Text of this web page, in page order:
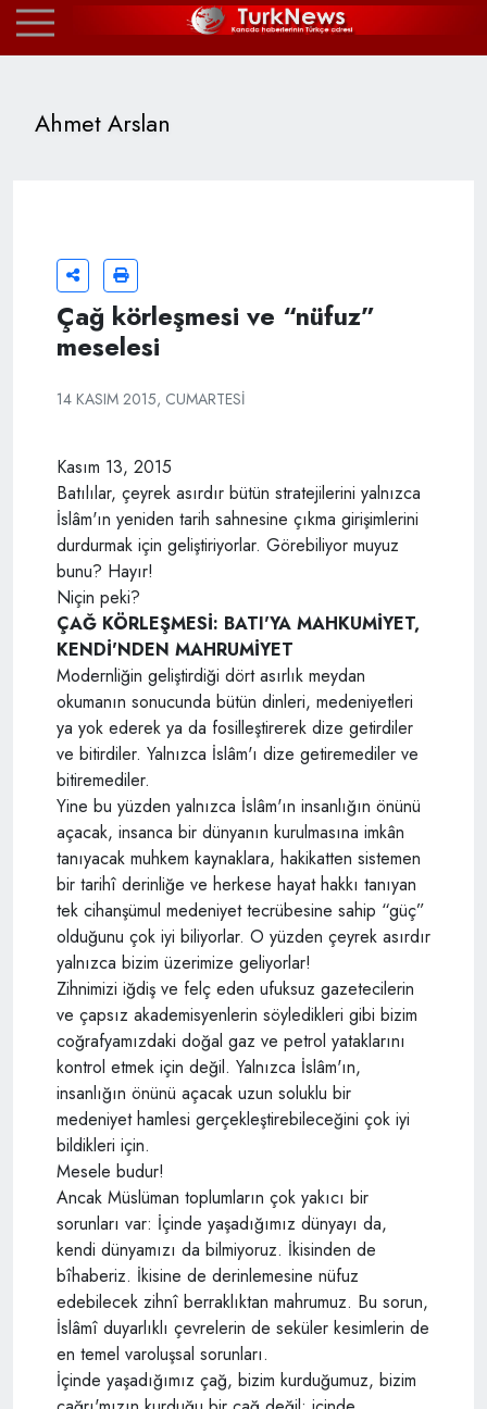
Ahmet Arslan
Çağ körleşmesi ve “nüfuz”
meselesi
14 KASIM 2015, CUMARTESI
Kasım 13, 2015
Batılılar, çeyrek asırdır bütün stratejilerini yalnızca
İslâm'ın yeniden tarih sahnesine çıkma girişimlerini
durdurmak için geliştiriyorlar. Görebiliyor muyuz
bunu? Hayır!
Niçin peki?
ÇAĞ KÖRLEŞMESİ: BATI'YA MAHKUMİYET,
KENDİ'NDEN MAHRUMİYET
Modernliğin geliştirdiği dört asırlık meydan
okumanın sonucunda bütün dinleri, medeniyetleri
ya yok ederek ya da fosilleştirerek dize getirdiler
ve bitirdiler. Yalnızca İslâm'ı dize getiremediler ve
bitiremediler.
Yine bu yüzden yalnızca İslâm'ın insanlığın önünü
açacak, insanca bir dünyanın kurulmasına imkân
tanıyacak muhkem kaynaklara, hakikatten sistemen
bir tarihî derinliğe ve herkese hayat hakkı tanıyan
tek cihanşümul medeniyet tecrübesine sahip “güç”
olduğunu çok iyi biliyorlar. O yüzden çeyrek asırdır
yalnızca bizim üzerimize geliyorlar!
Zihnimizi iğdiş ve felç eden ufuksuz gazetecilerin
ve çapsız akademisyenlerin söyledikleri gibi bizim
coğrafyamızdaki doğal gaz ve petrol yataklarını
kontrol etmek için değil. Yalnızca İslâm'ın,
insanlığın önünü açacak uzun soluklu bir
medeniyet hamlesi gerçekleştirebileceğini çok iyi
bildikleri için.
Mesele budur!
Ancak Müslüman toplumların çok yakıcı bir
sorunları var: İçinde yaşadığımız dünyayı da,
kendi dünyamızı da bilmiyoruz. İkisinden de
bîhaberiz. İkisine de derinlemesine nüfuz
edebilecek zihnî berraklıktan mahrumuz. Bu sorun,
İslâmî duyarlıklı çevrelerin de seküler kesimlerin de
en temel varoluşsal sorunları.
İçinde yaşadığımız çağ, bizim kurduğumuz, bizim